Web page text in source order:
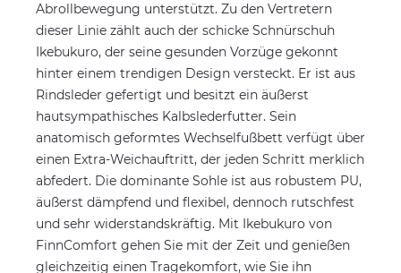
Abrollbewegung unterstützt. Zu den Vertretern
dieser Linie zählt auch der schicke Schnürschuh
Ikebukuro, der seine gesunden Vorzüge gekonnt
hinter einem trendigen Design versteckt. Er ist aus
Rindsleder gefertigt und besitzt ein äußerst
hautsympathisches Kalbslederfutter. Sein
anatomisch geformtes Wechselfußbett verfügt über
einen Extra-Weichauftritt, der jeden Schritt merklich
abfedert. Die dominante Sohle ist aus robustem PU,
äußerst dämpfend und flexibel, dennoch rutschfest
und sehr widerstandskräftig. Mit Ikebukuro von
FinnComfort gehen Sie mit der Zeit und genießen
gleichzeitig einen Tragekomfort, wie Sie ihn